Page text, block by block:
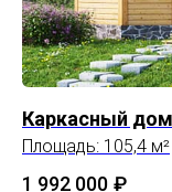
Каркасный дом
Площадь: 105,4 м²
1 992 000 ₽